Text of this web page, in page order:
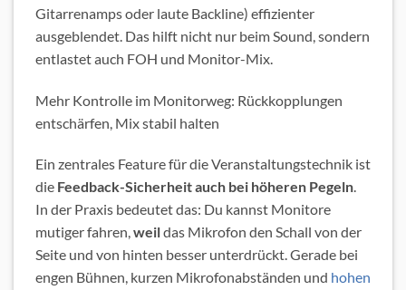
Gitarrenamps oder laute Backline) effizienter
ausgeblendet. Das hilft nicht nur beim Sound, sondern
entlastet auch FOH und Monitor-Mix.
Mehr Kontrolle im Monitorweg: Rückkopplungen
entschärfen, Mix stabil halten
Ein zentrales Feature für die Veranstaltungstechnik ist
die Feedback-Sicherheit auch bei höheren Pegeln.
In der Praxis bedeutet das: Du kannst Monitore
mutiger fahren,weildas Mikrofon den Schall von der
Seite und von hinten besser unterdrückt. Gerade bei
engen Bühnen, kurzen Mikrofonabständen und hohen